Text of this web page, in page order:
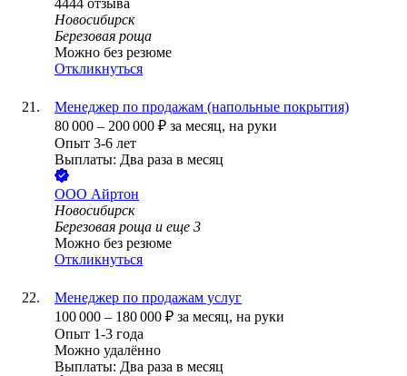
4444 отзыва
Новосибирск
Березовая роща
Можно без резюме
Откликнуться
Менеджер по продажам (напольные покрытия)
80 000 – 200 000 ₽ за месяц, на руки
Опыт 3-6 лет
Выплаты: Два раза в месяц
ООО Айртон
Новосибирск
Березовая роща и еще 3
Можно без резюме
Откликнуться
Менеджер по продажам услуг
100 000 – 180 000 ₽ за месяц, на руки
Опыт 1-3 года
Можно удалённо
Выплаты: Два раза в месяц